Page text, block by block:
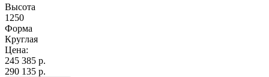
Высота
1250
Форма
Круглая
Цена:
245 385 р.
290 135 р.